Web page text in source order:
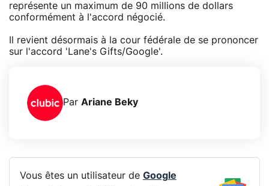
représente un maximum de 90 millions de dollars
conformément à l'accord négocié.
Il revient désormais à la cour fédérale de se prononcer
sur l'accord 'Lane's Gifts/Google'.
Par Ariane Beky
Vous êtes un utilisateur de Google